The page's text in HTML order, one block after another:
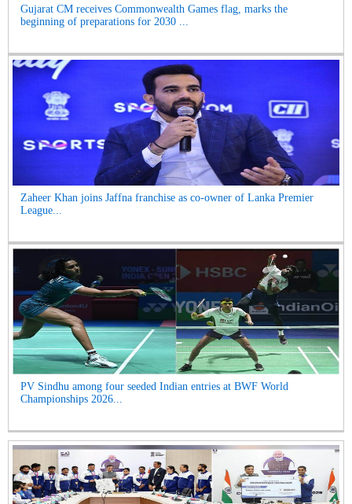
Gujarat CM receives Commonwealth Games flag, marks the
beginning of preparations for 2030 ...
Zaheer Khan joins Jaffna franchise as co-owner of Lanka Premier
League...
PV Sindhu among four seeded Indian entries at BWF World
Championships 2026...